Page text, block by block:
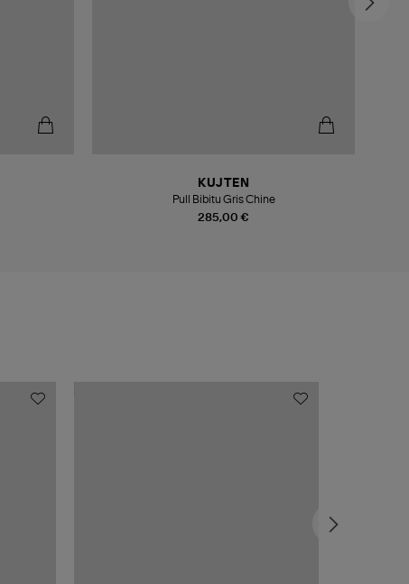
285,00 €
KUJTEN
Pull Bibitu Gris Chine